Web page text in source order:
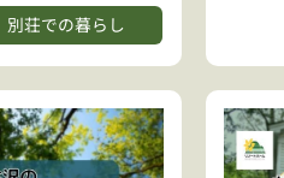
別荘での暮らし